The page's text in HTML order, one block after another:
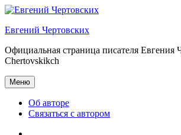
Перейти
содержимому
Евгений Чертовских
Официальная страница писателя Евгения
Chertovskikch
Меню
Об авторе
Связаться с автором